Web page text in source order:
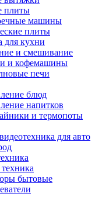
плиты
машины
плиты
для кухни
и смешивание
и кофемашины
печи
блюд
напитков
и термопоты
для авто
бытовые